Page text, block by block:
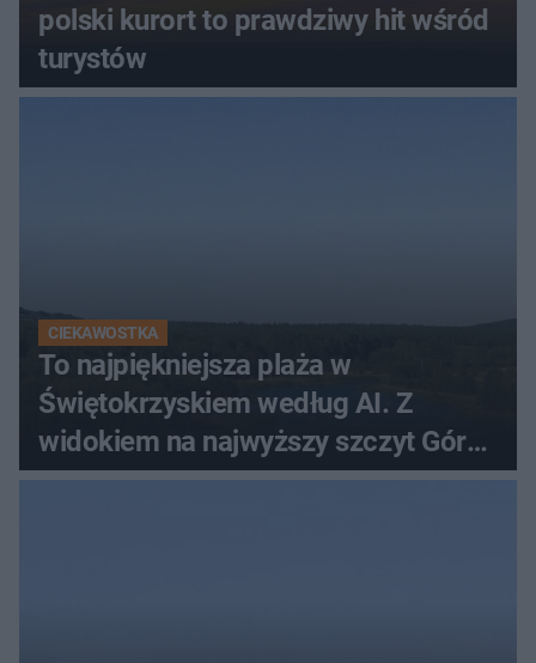
polski kurort to prawdziwy hit wśród
turystów
CIEKAWOSTKA
To najpiękniejsza plaża w
Świętokrzyskiem według AI. Z
widokiem na najwyższy szczyt Gór
Świętokrzyskich